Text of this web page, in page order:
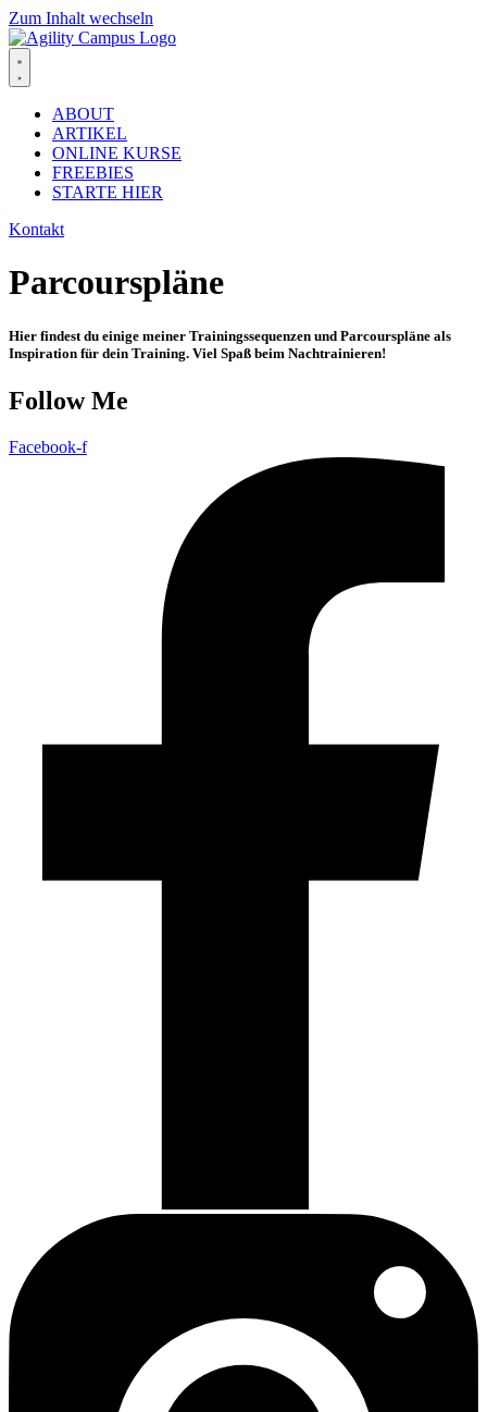
Zum Inhalt wechseln
ABOUT
ARTIKEL
ONLINE KURSE
FREEBIES
STARTE HIER
Kontakt
Parcourspläne
Hier findest du einige meiner Trainingssequenzen und Parcourspläne als
Inspiration für dein Training. Viel Spaß beim Nachtrainieren!
Follow Me
Facebook-f